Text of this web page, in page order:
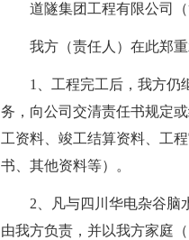
道隧集团工程有限公司（
我方（责任人）在此郑重
1、工程完工后，我方仍
务，向公司交清责任书规定
工资料、竣工结算资料、工
书、其他资料等）。
2、凡与四川华电杂谷脑
由我方负责，并以我方家庭